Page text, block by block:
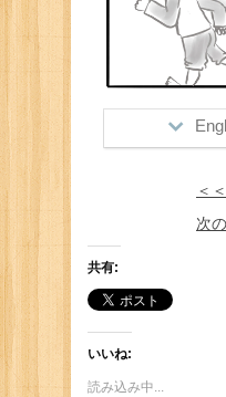
He gets his＜
次
共有:
いいね:
読み込み中...